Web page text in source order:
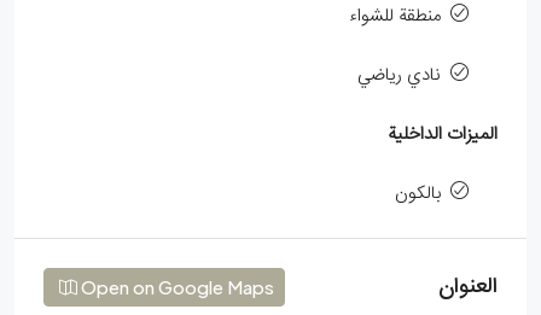
منطقة للشواء
نادي رياضي
الميزات الداخلية
بالكون
العنوان Open on Google Maps